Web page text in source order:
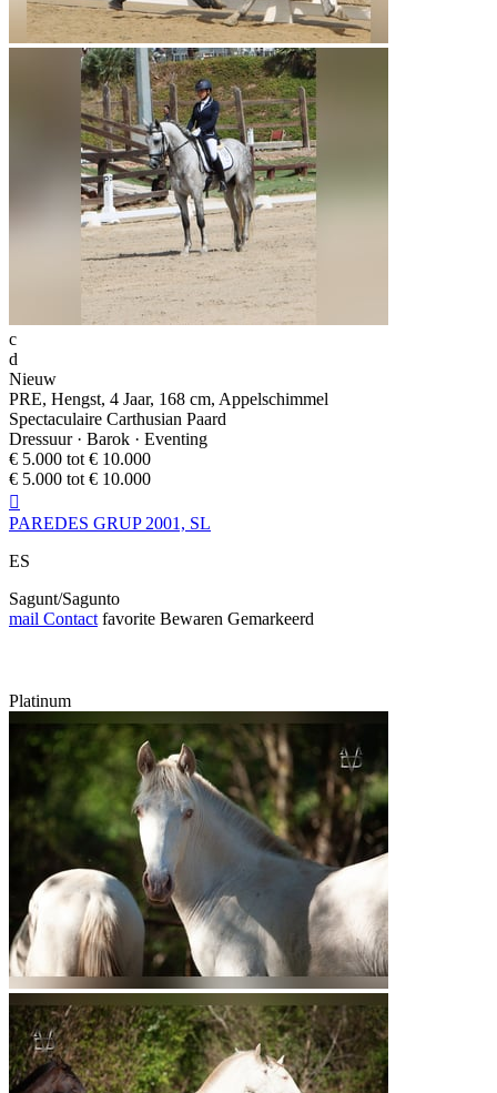
c
d
Nieuw
PRE, Hengst, 4 Jaar, 168 cm, Appelschimmel
Spectaculaire Carthusian Paard
Dressuur · Barok · Eventing
€ 5.000 tot € 10.000
€ 5.000 tot € 10.000

PAREDES GRUP 2001, SL
ES
Sagunt/Sagunto
mail Contact favorite Bewaren Gemarkeerd
Platinum